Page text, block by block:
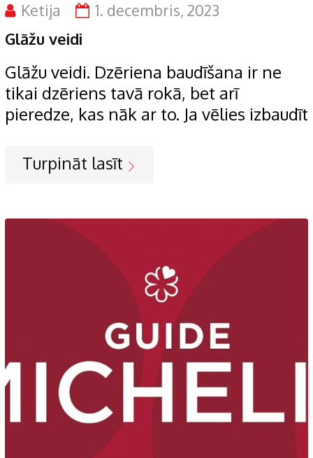
Ketija 1. decembris, 2023
Glāžu veidi
Glāžu veidi. Dzēriena baudīšana ir ne
tikai dzēriens tavā rokā, bet arī
pieredze, kas nāk ar to. Ja vēlies izbaudīt
Turpināt lasīt